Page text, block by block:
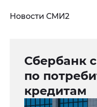
Новости СМИ2
Сбербанк
по
кредитам